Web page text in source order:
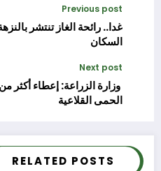
Previous post
غدا.. رائحة الغاز تنتشر
السكان
Next post
الحمى القلاعية
RELATED POSTS